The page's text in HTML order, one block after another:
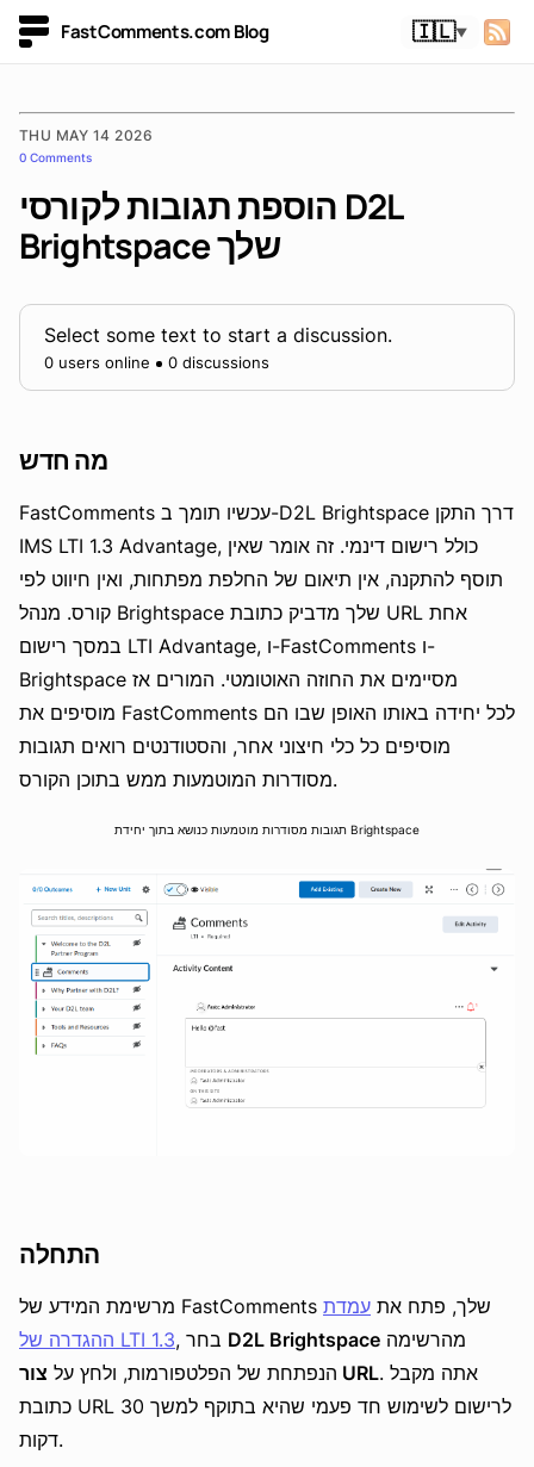
FastComments.com Blog 🇮🇱▼
THU MAY 14 2026
0 Comments
הוספת תגובות לקורסי D2L
Brightspace שלך
Select some text to start a discussion.
0 users online 0 discussions
מה חדש
FastComments עכשיו תומך ב-D2L Brightspace דרך התקן
IMS LTI 1.3 Advantage, כולל רישום דינמי. זה אומר שאין
תוסף להתקנה, אין תיאום של החלפת מפתחות, ואין חיווט לפי
קורס. מנהל Brightspace שלך מדביק כתובת URL אחת
במסך רישום LTI Advantage, ו-FastComments ו-
Brightspace מסיימים את החוזה האוטומטי. המורים אז
מוסיפים את FastComments לכל יחידה באותו האופן שבו הם
מוסיפים כל כלי חיצוני אחר, והסטודנטים רואים תגובות
מסודרות המוטמעות ממש בתוכן הקורס.
תגובות מסודרות מוטמעות כנושא בתוך יחידת Brightspace
התחלה
מרשימת המידע של FastComments שלך, פתח את עמדת
ההגדרה של LTI 1.3
D2L Brightspace
הנפתחת של הפלטפורמות, ולחץ על צור URL. אתה מקבל
כתובת URL לרישום לשימוש חד פעמי שהיא בתוקף למשך 30
דקות.